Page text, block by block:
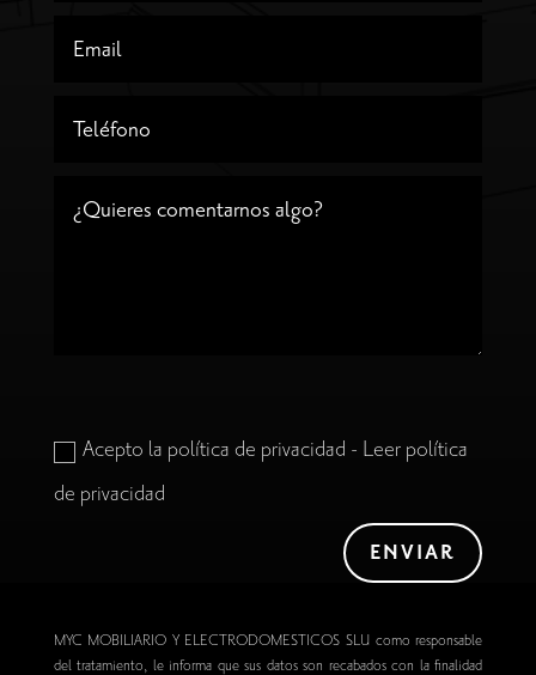
Acepto la política de privacidad - Leer política
de privacidad
ENVIAR
MYC MOBILIARIO Y ELECTRODOMESTICOS SLU como responsable
del tratamiento, le informa que sus datos son recabados con la finalidad